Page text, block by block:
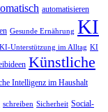
automatisieren
Gesunde Ernährung KI
KI-Unterstützung im Alltag KI
Künstliche
Intelligenz im Haushalt
schreiben Sicherheit Social-